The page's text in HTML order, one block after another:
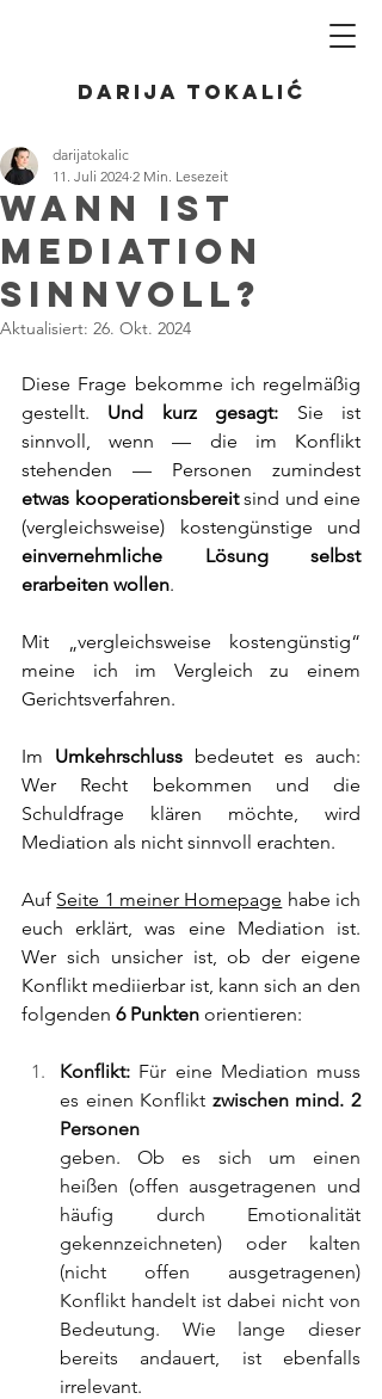
Darija Tokalić
Wann ist
Mediation
sinnvoll?
darijatokalic
11. Juli 2024 2 Min. Lesezeit
Aktualisiert: 26. Okt. 2024
Diese Frage bekomme ich regelmäßig
gestellt. Und kurz gesagt: Sie ist
sinnvoll, wenn — die im Konflikt
etwas kooperationsbereit sind und eine
einvernehmliche Lösung selbst
erarbeiten wollen.
Mit „vergleichsweise kostengünstig“
meine ich im Vergleich zu einem
Gerichtsverfahren.
Im Umkehrschluss bedeutet es auch:
Wer Recht bekommen und die
Schuldfrage klären möchte, wird
Mediation als nicht sinnvoll erachten.
Auf Seite 1 meiner Homepage habe ich
euch erklärt, was eine Mediation ist.
Wer sich unsicher ist, ob der eigene
Konflikt mediierbar ist, kann sich an den
folgenden 6 Punkten orientieren:
Konflikt: Für eine Mediation muss
es einen Konflikt zwischen mind. 2
Personen
geben. Ob es sich um einen
heißen (offen ausgetragenen und
häufig durch Emotionalität
gekennzeichneten) oder kalten
(nicht offen ausgetragenen)
Konflikt handelt ist dabei nicht von
Bedeutung. Wie lange dieser
bereits andauert, ist ebenfalls
irrelevant.